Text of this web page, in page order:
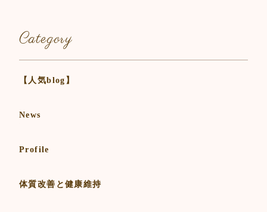
Category
【人気blog】
News
Profile
体質改善と健康維持